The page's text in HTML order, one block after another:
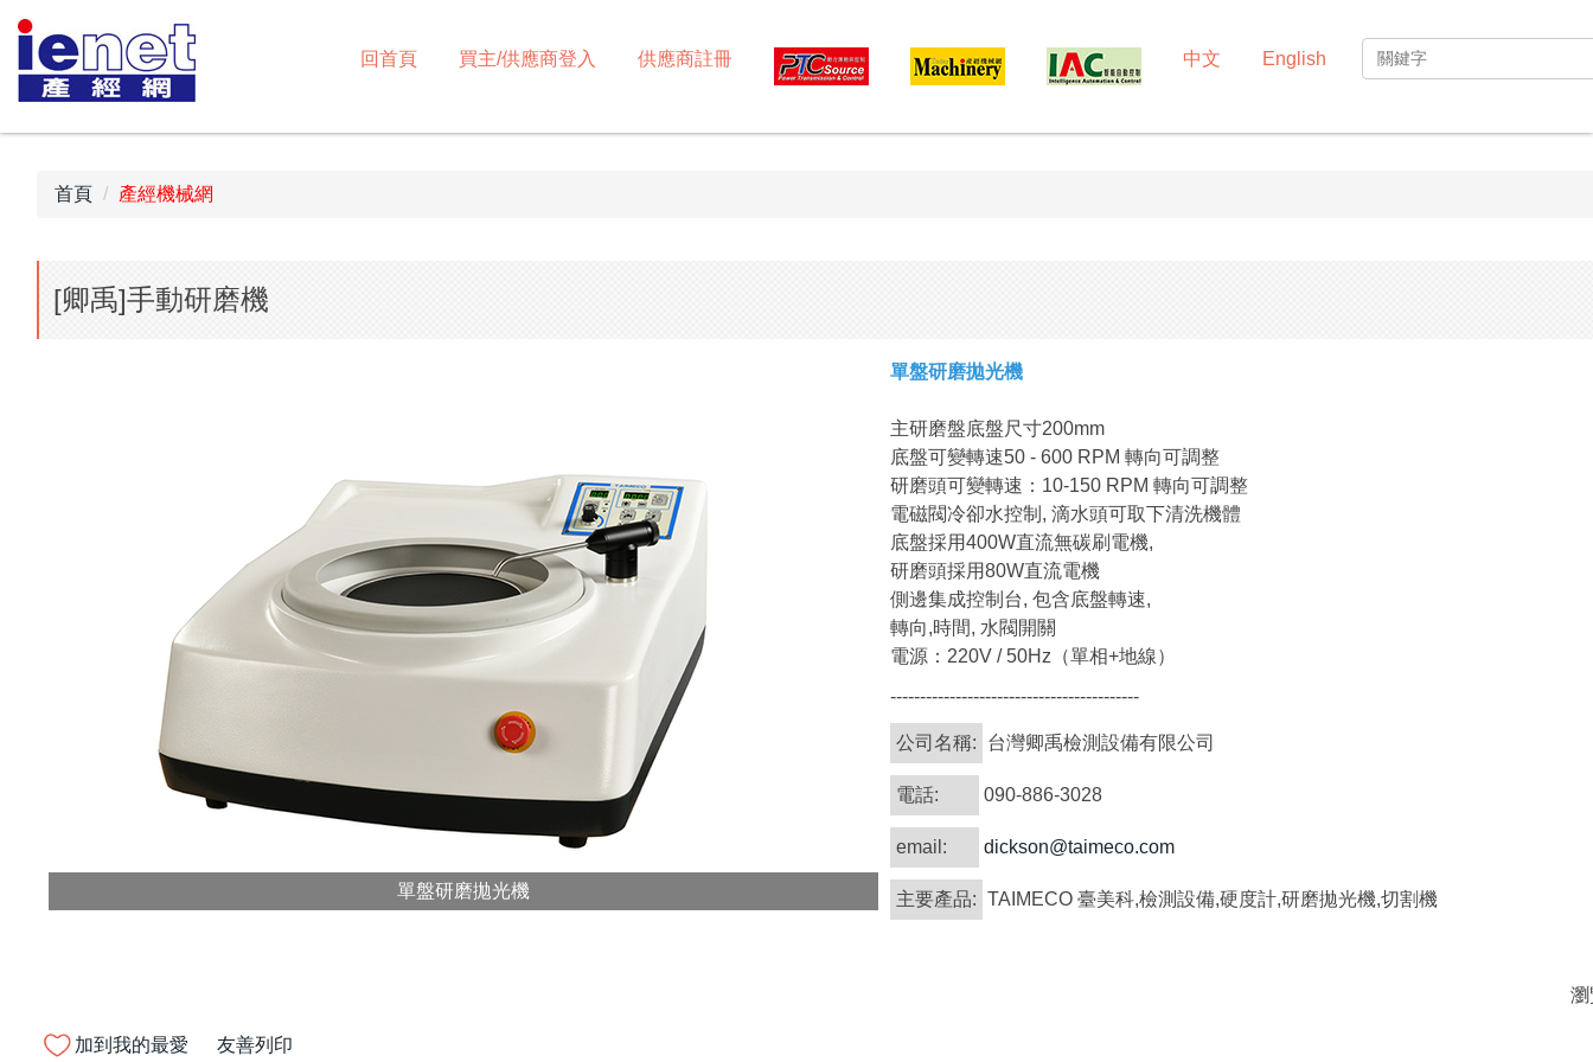
跳
主
要
內
回首頁 買主/供應商登入 供應商註冊 中文 English
首頁 產經機械網
[卿禹]手動研磨機
單盤研磨拋光機
單盤研磨拋光機
主研磨盤底盤尺寸200mm
底盤可變轉速50 - 600 RPM 轉向可調整
研磨頭可變轉速：10-150 RPM 轉向可調整
電磁閥冷卻水控制, 滴水頭可取下清洗機體
底盤採用400W直流無碳刷電機,
研磨頭採用80W直流電機
側邊集成控制台, 包含底盤轉速,
轉向,時間, 水閥開關
電源：220V / 50Hz（單相+地線）
------------------------------------------
公司名稱: 台灣卿禹檢測設備有限公司
電話: 090-886-3028
email: dickson@taimeco.com
主要產品: TAIMECO 臺美科,檢測設備,硬度計,研磨拋光機,切割機
瀏
加到我的最愛 友善列印